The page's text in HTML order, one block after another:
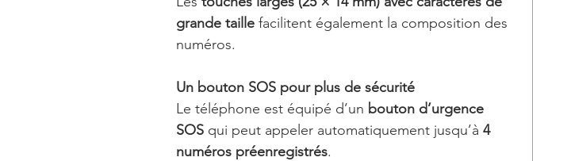
grande taille facilitent également la composition des
numéros.
Un bouton SOS pour plus de sécurité
Le téléphone est équipé d’un bouton d’urgence
SOS qui peut appeler automatiquement jusqu’à 4
numéros préenregistrés.